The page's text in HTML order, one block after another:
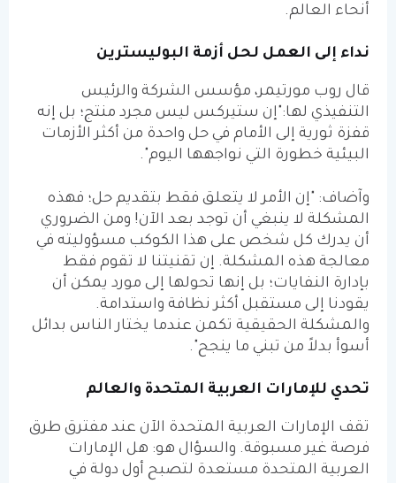
أنحاء العالم.
نداء إلى العمل لحل أزمة البوليسترين
قال روب مورتيمر، مؤسس الشركة والرئيس
التنفيذي لها:"إن ستيركس ليس مجرد منتج؛ بل إنه
قفزة ثورية إلى الأمام في حل واحدة من أكثر الأزمات
البيئية خطورة التي نواجهها اليوم".
وآضاف: "إن الأمر لا يتعلق فقط بتقديم حل؛ فهذه
المشكلة لا ينبغي أن توجد بعد الآن! ومن الضروري
أن يدرك كل شخص على هذا الكوكب مسؤوليته في
معالجة هذه المشكلة. إن تقنيتنا لا تقوم فقط
بإدارة النفايات؛ بل إنها تحولها إلى مورد يمكن أن
يقودنا إلى مستقبل أكثر نظافة واستدامة.
والمشكلة الحقيقية تكمن عندما يختار الناس بدائل
أسوأ بدلاً من تبني ما ينجح".
تحدي للإمارات العربية المتحدة والعالم
تقف الإمارات العربية المتحدة الآن عند مفترق طرق
فرصة غير مسبوقة. والسؤال هو: هل الإمارات
العربية المتحدة مستعدة لتصبح أول دولة في